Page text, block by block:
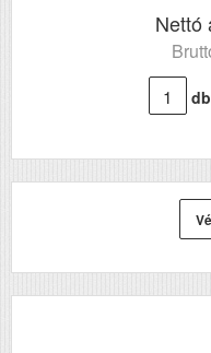
Wi-Fi
USB
Kétoldalas,
nyomtatás
ADF
lapolvasó)
DADF
kétoldalas
Nettó
db